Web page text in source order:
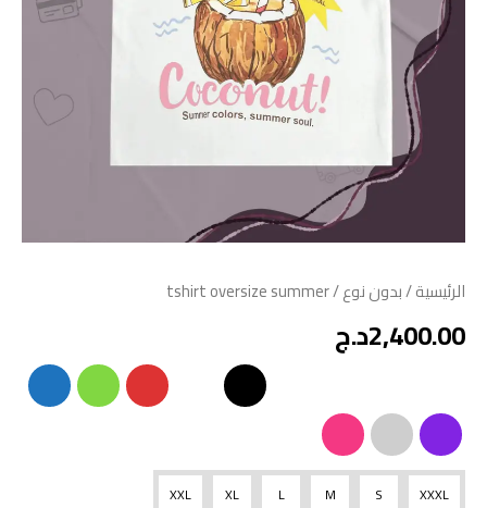
الرئيسية/بدون نوع/ tshirt oversize summer
2,400.00د.ج
XXXL
S
M
L
XL
XXL